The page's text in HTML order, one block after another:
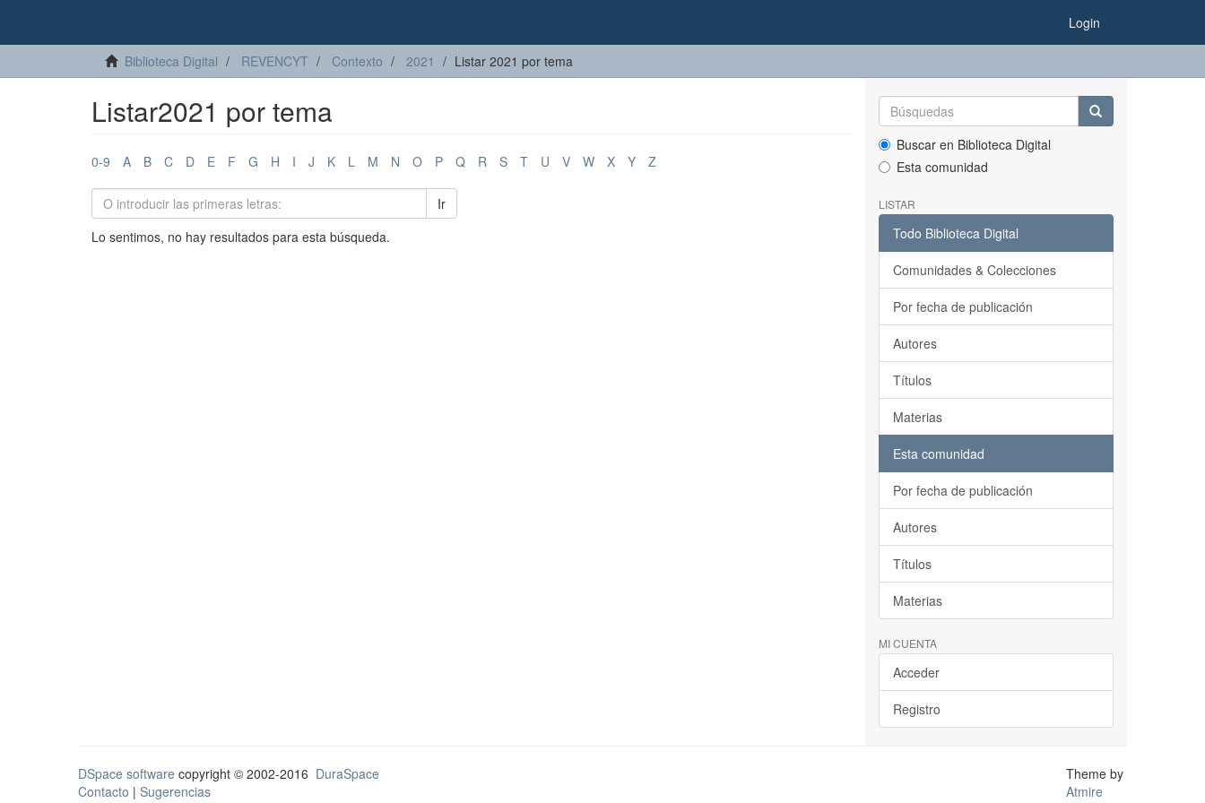
Login
Biblioteca Digital REVENCYT Contexto 2021 Listar 2021 por tema
Listar2021 por tema
0-9 A B C D E F G H I J K L M N O P Q R S T U V W X Y Z
Ir
Lo sentimos, no hay resultados para esta búsqueda.
Buscar en Biblioteca Digital
Esta comunidad
LISTAR
Todo Biblioteca Digital
Comunidades & Colecciones
Por fecha de publicación
Autores
Títulos
Materias
Esta comunidad
Por fecha de publicación
Autores
Títulos
Materias
MI CUENTA
Acceder
Registro
DSpace software copyright © 2002-2016 DuraSpace
Contacto | Sugerencias
Theme by
Atmire